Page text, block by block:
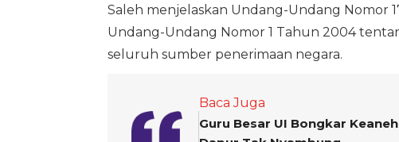
Saleh menjelaskan Undang-Undang Nomor
Undang-Undang Nomor 1 Tahun 2004
seluruh sumber penerimaan negara.
Baca Juga
Guru Besar UI Bongkar